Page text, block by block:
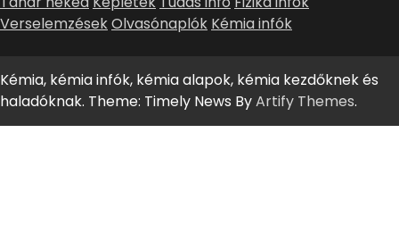
VerselemzésekOlvasónaplók Kémia infók
Kémia, kémia infók, kémia alapok, kémia kezdőknek és
haladóknak. Theme: Timely News ByArtify Themes.